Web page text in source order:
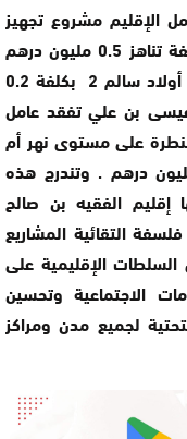
الإقليم مشروع تجهيز
مركز سوسيوثقافي بداور أولاد سعيد بكلفة تناهز 0.5 مليون درهم
وتجهيز مركز الفتاة والمرأة القروية بدوار أولاد سالم 2 بكلفة 0.2
بن علي تفقد عامل
على مستوى نهر أم
الذي تبلغ كلفته الإجمالية 20.3 مليون درهم . وتندرج هذه
إقليم الفقيه بن صالح
تنزيل فلسفة التقائية المشاريع
الإقليمية على
الاجتماعية وتحسين
لجميع مدن ومراكز